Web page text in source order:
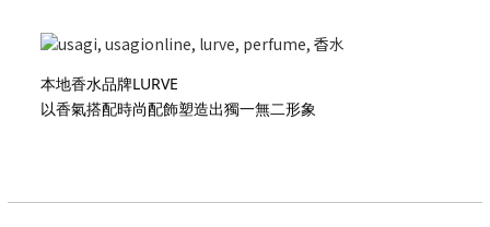
本地香水品牌LURVE
以香氣搭配時尚配飾塑造出獨一無二形象